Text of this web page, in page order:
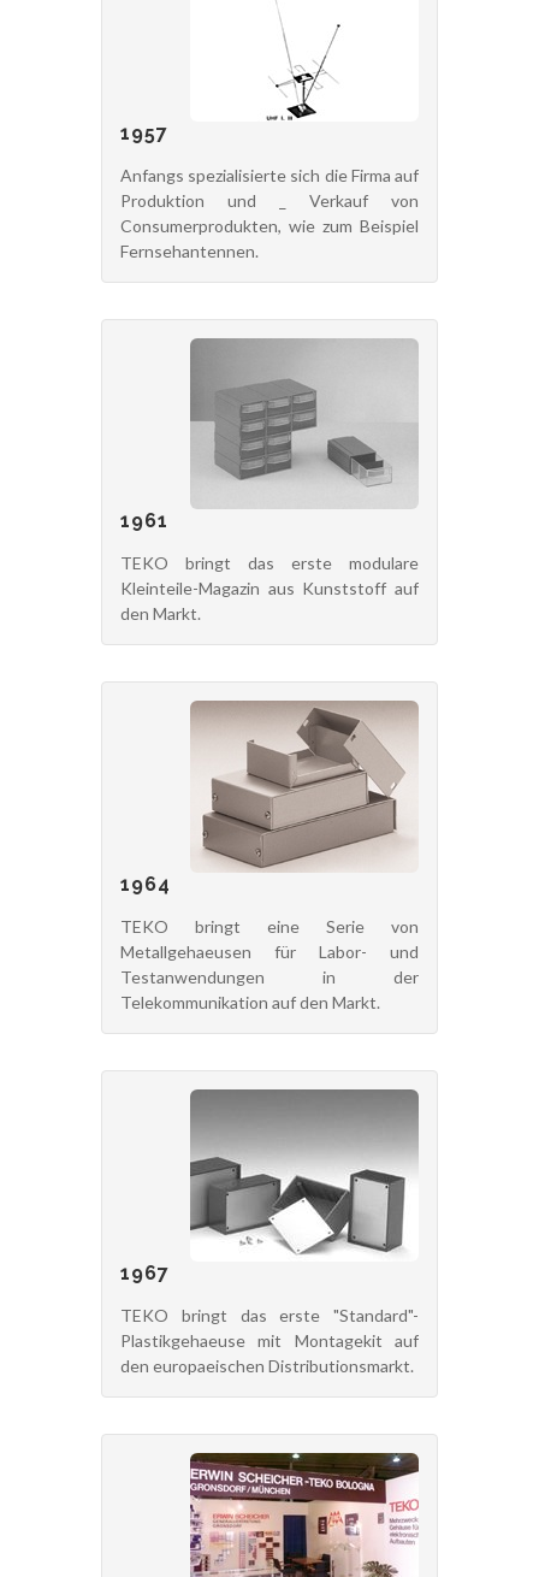
1957
Anfangs spezialisierte sich die Firma auf
Produktion und _ Verkauf von
Consumerprodukten, wie zum Beispiel
Fernsehantennen.
1961
TEKO bringt das erste modulare
Kleinteile-Magazin aus Kunststoff auf
den Markt.
1964
TEKO bringt eine Serie von
Metallgehaeusen für Labor- und
Testanwendungen in der
Telekommunikation auf den Markt.
1967
TEKO bringt das erste "Standard"-
Plastikgehaeuse mit Montagekit auf
den europaeischen Distributionsmarkt.